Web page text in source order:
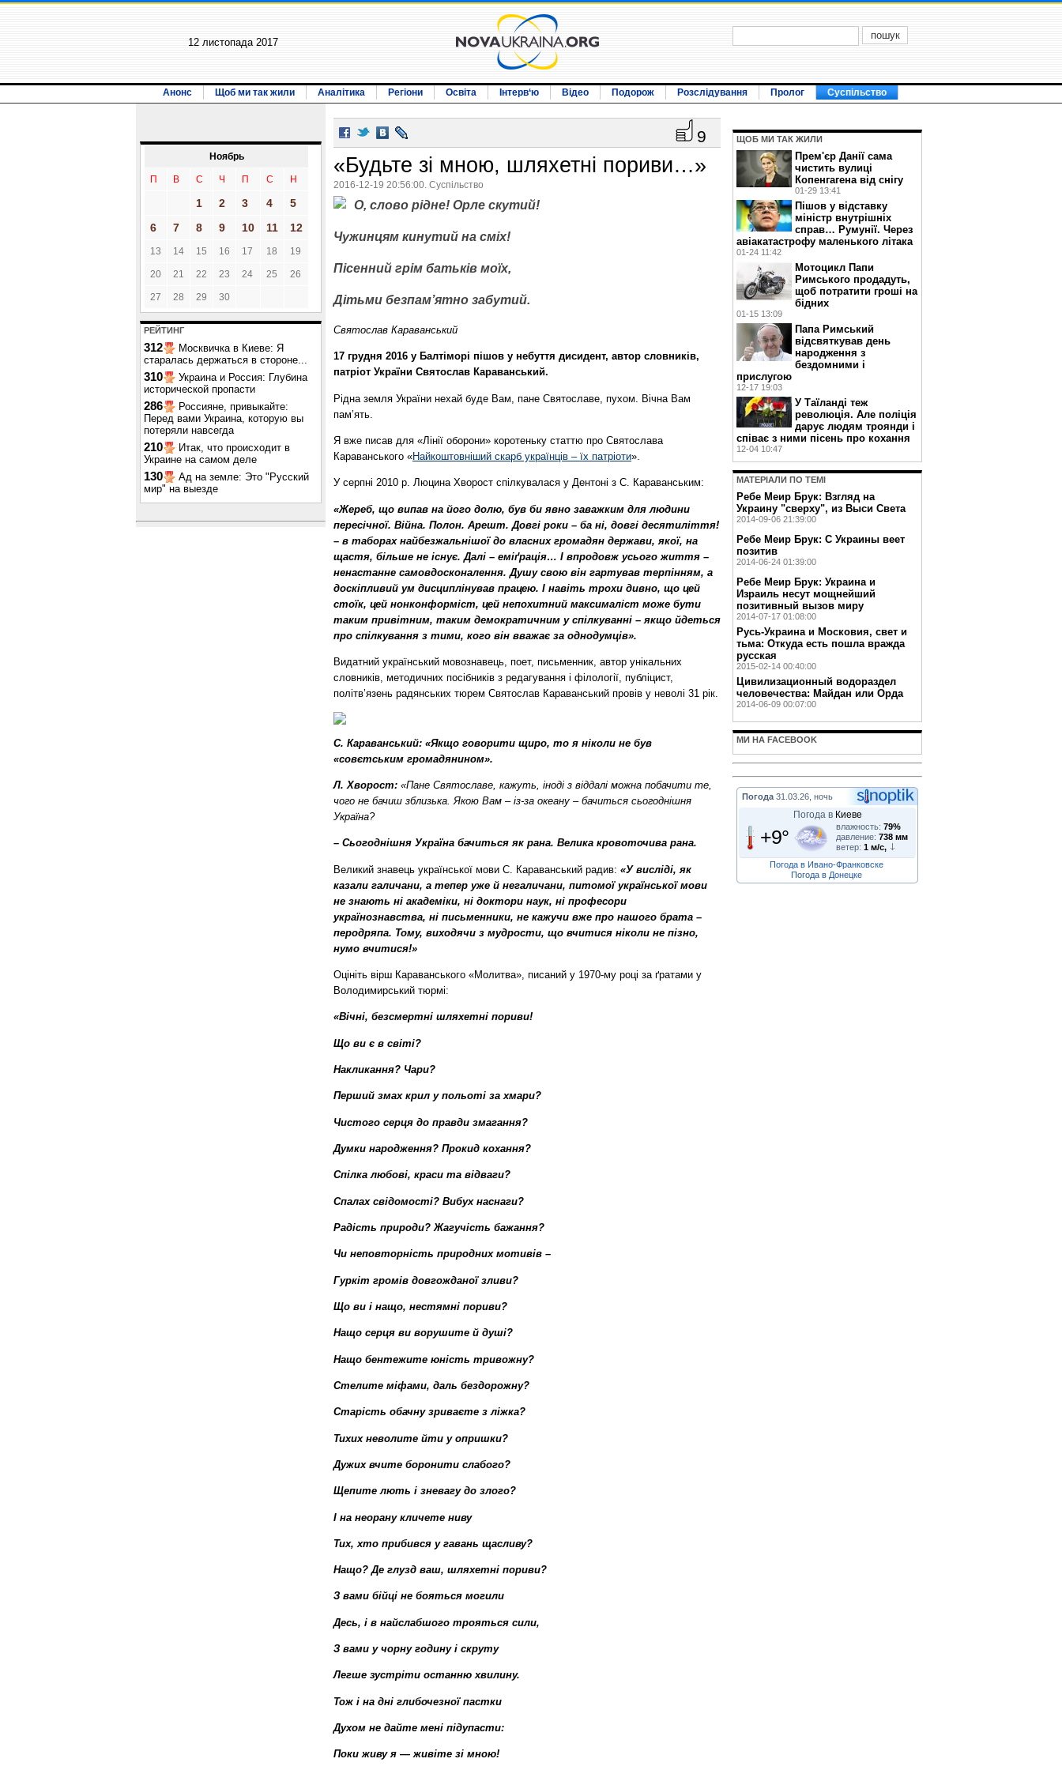
12 листопада 2017
Анонс Щоб ми так жили Аналітика Регіони Освіта Інтерв‘ю Відео Подорож Розслідування Пролог Суспільство
Ноябрь
П В С Ч П С Н
1 2 3 4
5
6
7 8 9 10 11 12
13 14 15 16 17 18 19
20 21 22 23 24 25 26
27 28 29 30
РЕЙТИНГ
312
Москвичка в Киеве: Я
старалась держаться в стороне...
310
Украина и Россия: Глубина
исторической пропасти
286
Россияне, привыкайте:
Перед вами Украина, которую вы
потеряли навсегда
210
Итак, что происходит в
Украине на самом деле
130
Ад на земле: Это "Русский
мир" на выезде
9
«Будьте зі мною, шляхетні пориви…»
2016-12-19 20:56:00. Суспільство
О, слово рідне! Орле скутий!
Чужинцям кинутий на сміх!
Пісенний грім батьків моїх,
Дітьми безпам’ятно забутий.
Святослав Караванський
17 грудня 2016 у Балтіморі пішов у небуття дисидент, автор словників,
патріот України Святослав Караванський.
Рідна земля України нехай буде Вам, пане Святославе, пухом. Вічна Вам
пам’ять.
Я вже писав для «Лінії оборони» коротеньку статтю про Святослава
Караванського «Найкоштовніший скарб українців – їх патріоти».
У серпні 2010 р. Люцина Хворост спілкувалася у Дентоні з С. Караванським:
«Жереб, що випав на його долю, був би явно заважким для людини
пересічної. Війна. Полон. Арешт. Довгі роки – ба ні, довгі десятиліття!
– в таборах найбезжальнішої до власних громадян держави, якої, на
щастя, більше не існує. Далі – еміґрація… І впродовж усього життя –
ненастанне самовдосконалення. Душу свою він гартував терпінням, а
доскіпливий ум дисциплінував працею. І навіть трохи дивно, що цей
стоїк, цей нонконформіст, цей непохитний максималіст може бути
таким привітним, таким демократичним у спілкуванні – якщо йдеться
про спілкування з тими, кого він вважає за однодумців».
Видатний український мовознавець, поет, письменник, автор унікальних
словників, методичних посібників з редагування і філології, публіцист,
політв’язень радянських тюрем Святослав Караванський провів у неволі 31 рік.
С. Караванський: «Якщо говорити щиро, то я ніколи не був
«совєтським громадянином».
Л. Хворост: «Пане Святославе, кажуть, іноді з віддалі можна побачити те,
чого не бачиш зблизька. Якою Вам – із-за океану – бачиться сьогоднішня
Україна?
– Сьогоднішня Україна бачиться як рана. Велика кровоточива рана.
Великий знавець української мови С. Караванський радив: «У висліді, як
казали галичани, а тепер уже й негаличани, питомої української мови
не знають ні академіки, ні доктори наук, ні професори
українознавства, ні письменники, не кажучи вже про нашого брата –
перодряпа. Тому, виходячи з мудрости, що вчитися ніколи не пізно,
нумо вчитися!»
Оцініть вірш Караванського «Молитва», писаний у 1970-му році за ґратами у
Володимирський тюрмі:
«Вічні, безсмертні шляхетні пориви!
Що ви є в світі?
Накликання? Чари?
Перший змах крил у польоті за хмари?
Чистого серця до правди змагання?
Думки народження? Прокид кохання?
Спілка любові, краси та відваги?
Спалах свідомості? Вибух наснаги?
Радість природи? Жагучість бажання?
Чи неповторність природних мотивів –
Гуркіт громів довгожданої зливи?
Що ви і нащо, нестямні пориви?
Нащо серця ви ворушите й душі?
Нащо бентежите юність тривожну?
Стелите міфами, даль бездорожну?
Старість обачну зриваєте з ліжка?
Тихих неволите йти у опришки?
Дужих вчите боронити слабого?
Щепите лють і зневагу до злого?
І на неорану кличете ниву
Тих, хто прибився у гавань щасливу?
Нащо? Де глузд ваш, шляхетні пориви?
З вами бійці не бояться могили
Десь, і в найслабшого трояться сили,
З вами у чорну годину і скруту
Легше зустріти останню хвилину.
Тож і на дні глибочезної пастки
Духом не дайте мені підупасти:
Поки живу я — живіте зі мною!
ЩОБ МИ ТАК ЖИЛИ
Прем'єр Данії сама
чистить вулиці
Копенгагена від снігу
01-29 13:41
Пішов у відставку
міністр внутрішніх
справ… Румунії. Через
авіакатастрофу маленького літака
01-24 11:42
Мотоцикл Папи
Римського продадуть,
щоб потратити гроші на
бідних
01-15 13:09
Папа Римський
відсвяткував день
народження з
бездомними і
прислугою
12-17 19:03
У Таїланді теж
революція. Але поліція
дарує людям троянди і
співає з ними пісень про кохання
12-04 10:47
МАТЕРIАЛИ ПО ТЕМI
Ребе Меир Брук: Взгляд на
Украину "сверху", из Выси Света
2014-09-06 21:39:00
Ребе Меир Брук: С Украины веет
позитив
2014-06-24 01:39:00
Ребе Меир Брук: Украина и
Израиль несут мощнейший
позитивный вызов миру
2014-07-17 01:08:00
Русь-Украина и Московия, свет и
тьма: Откуда есть пошла вражда
русская
2015-02-14 00:40:00
Цивилизационный водораздел
человечества: Майдан или Орда
2014-06-09 00:07:00
МИ НА FACEBOOK
Погода 31.03.26, ночь
Погода в Киеве
+9° влажность: 79%
давление: 738 мм
ветер: 1 м/с,
Погода в Ивано-Франковске
Погода в Донецке